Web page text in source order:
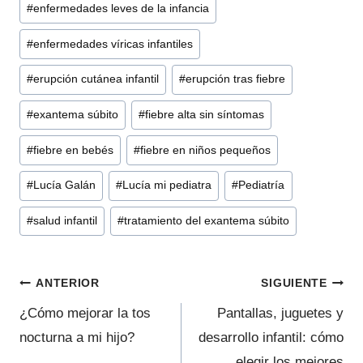
de
la
entrada:
#enfermedades leves de la infancia
#enfermedades víricas infantiles
#erupción cutánea infantil #erupción tras fiebre
#exantema súbito #fiebre alta sin síntomas
#fiebre en bebés #fiebre en niños pequeños
#Lucía Galán #Lucía mi pediatra #Pediatría
#salud infantil #tratamiento del exantema súbito
Navegación
de
entradas
ANTERIOR
¿Cómo mejorar la tos
nocturna a mi hijo?
SIGUIENTE
Pantallas, juguetes y
desarrollo infantil: cómo